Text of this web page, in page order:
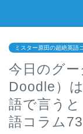
ミスター原田の超絶英語
今日のグ
Doodle）
語で言う
語コラム73